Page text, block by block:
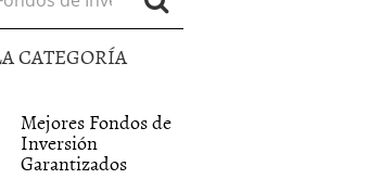
CATEGORÍA
Mejores Fondos de
Inversión
Garantizados